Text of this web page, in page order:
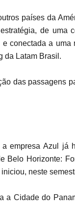
países da
de uma
conectada a uma
da Latam Brasil.
das passagens
empresa Azul já
Belo Horizonte:
neste
a Cidade do